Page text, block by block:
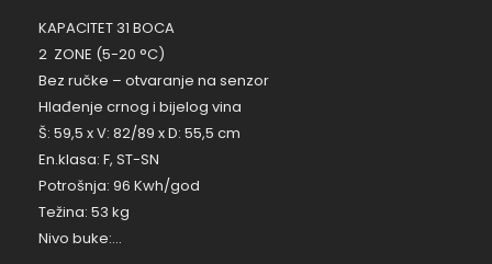
KAPACITET 31 BOCA
2 ZONE (5-20 °C)
Bez ručke – otvaranje na senzor
Hlađenje crnog i bijelog vina
Š: 59,5 x V: 82/89 x D: 55,5 cm
En.klasa: F, ST-SN
Potrošnja: 96 Kwh/god
Težina: 53 kg
Nivo buke:…